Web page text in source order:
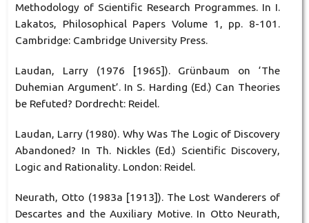
Methodology of Scientific Research Programmes. In I.
Lakatos, Philosophical Papers Volume 1, pp. 8-101.
Cambridge: Cambridge University Press.
Laudan, Larry (1976 [1965]). Grünbaum on ‘The
Duhemian Argument’. In S. Harding (Ed.) Can Theories
be Refuted? Dordrecht: Reidel.
Laudan, Larry (1980). Why Was The Logic of Discovery
Abandoned? In Th. Nickles (Ed.) Scientific Discovery,
Logic and Rationality. London: Reidel.
Neurath, Otto (1983a [1913]). The Lost Wanderers of
Descartes and the Auxiliary Motive. In Otto Neurath,